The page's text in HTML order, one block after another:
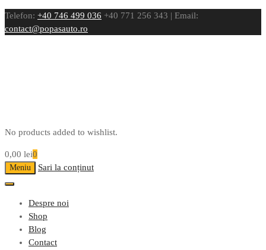
Telefon: +40 746 499 036 +40 771 256 343 | Email:
contact@popasauto.ro
No products added to wishlist.
0,00 lei0
Meniu Sari la conținut
Despre noi
Shop
Blog
Contact